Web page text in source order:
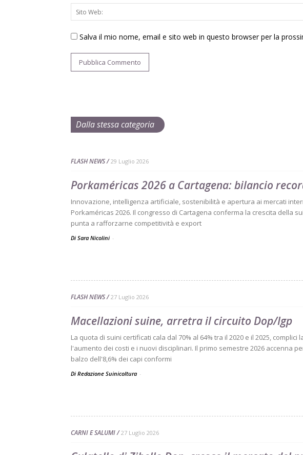
Salva il mio nome, email e sito web in questo browser per la
Dalla stessa categoria
FLASH NEWS 29 Luglio 2026
Porkaméricas 2026 a Cartagena: bilancio
Innovazione, intelligenza artificiale, sostenibilità e apertura ai mercati
Porkaméricas 2026. Il congresso di Cartagena conferma la crescita della
punta a rafforzarne competitività e export
Di Sara Nicolini -
FLASH NEWS 27 Luglio 2026
Macellazioni suine, arretra il circuito Dop/Igp
La quota di suini certificati cala dal 70% al 64% tra il 2020 e il 2025, complici
l'aumento dei costi e i nuovi disciplinari. Il primo semestre 2026 accenna
balzo dell'8,6% dei capi conformi
Di Redazione Suinicoltura -
CARNI E SALUMI 27 Luglio 2026